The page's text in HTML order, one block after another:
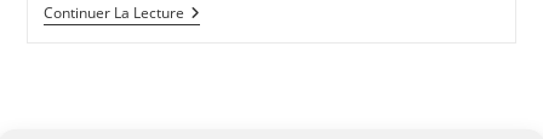
Continuer La LectureTu
En